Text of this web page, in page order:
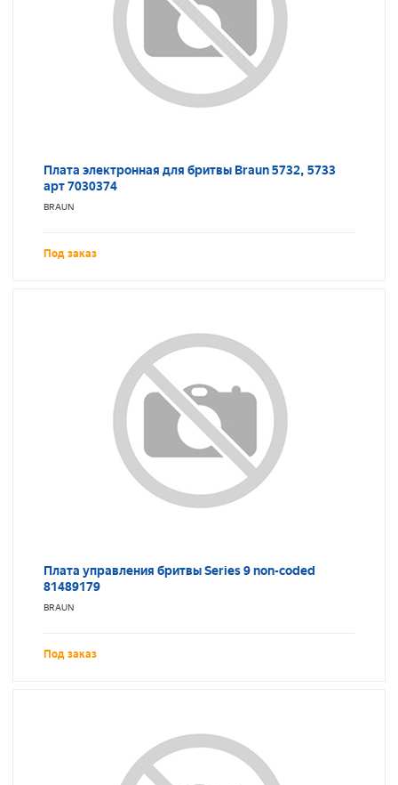
Плата электронная для бритвы Braun 5732, 5733
арт 7030374
BRAUN
Под заказ
Плата управления бритвы Series 9 non-coded
81489179
BRAUN
Под заказ